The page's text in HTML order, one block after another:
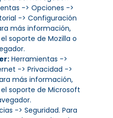
-> Opciones ->
-> Configuración
más información,
soporte de Mozilla o
Herramientas ->
-> Privacidad ->
más información,
soporte de Microsoft
-> Seguridad. Para